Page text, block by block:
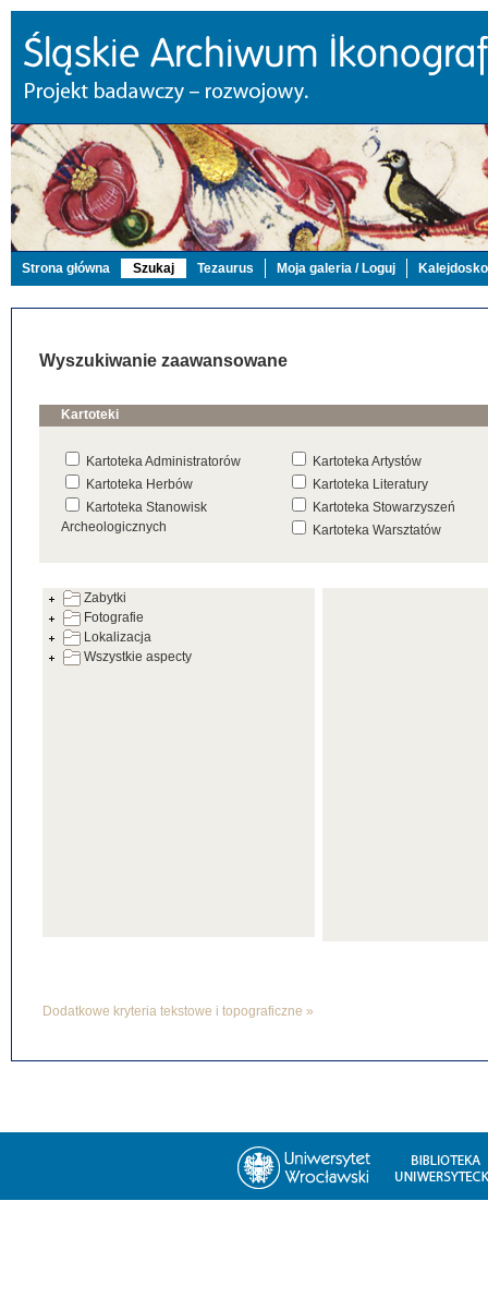
Strona główna Szukaj Tezaurus Moja galeria / Loguj
Wyszukiwanie zaawansowane
Kartoteki
Kartoteka Administratorów
Kartoteka Artystów
Kartoteka Herbów
Kartoteka Literatury
Kartoteka Stanowisk
Archeologicznych
Kartoteka Stowarzyszeń
Kartoteka Warsztatów
Zabytki
Fotografie
Lokalizacja
Wszystkie aspecty
Dodatkowe kryteria tekstowe i topograficzne »